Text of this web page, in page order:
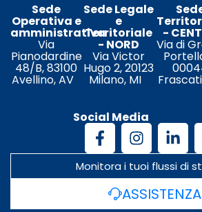
Sede
Operativa e
amministrativa
Via
Pianodardine
48/B, 83100
Avellino, AV
Sede Legale
e
Territoriale
- NORD
Via Victor
Hugo 2, 20123
Milano, MI
-
Via di
Social Media
Monitora i tuoi flussi di
ASSISTENZA